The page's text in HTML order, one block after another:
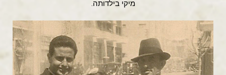
מיקי בילדותה.